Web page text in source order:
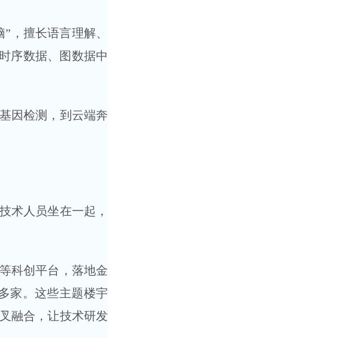
，擅长语言理解、
序数据、图数据中
因检测，到云端奔
术人员坐在一起，
科创平台，落地金
家。这些主题楼宇
融合，让技术研发